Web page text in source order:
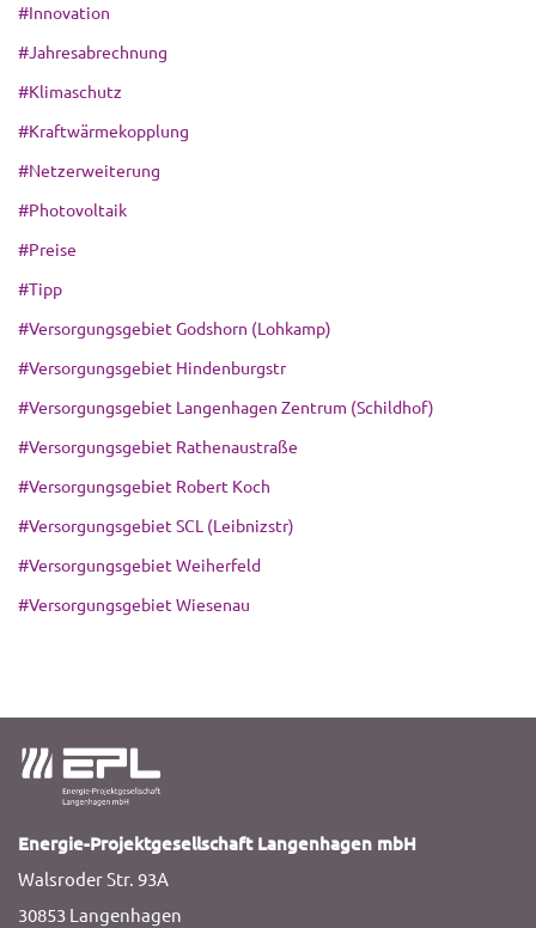
#Innovation
#Jahresabrechnung
#Klimaschutz
#Kraftwärmekopplung
#Netzerweiterung
#Photovoltaik
#Preise
#Tipp
#Versorgungsgebiet Godshorn (Lohkamp)
#Versorgungsgebiet Hindenburgstr
#Versorgungsgebiet Langenhagen Zentrum (Schildhof)
#Versorgungsgebiet Rathenaustraße
#Versorgungsgebiet Robert Koch
#Versorgungsgebiet SCL (Leibnizstr)
#Versorgungsgebiet Weiherfeld
#Versorgungsgebiet Wiesenau
Energie-Projektgesellschaft Langenhagen mbH
Walsroder Str. 93A
30853 Langenhagen